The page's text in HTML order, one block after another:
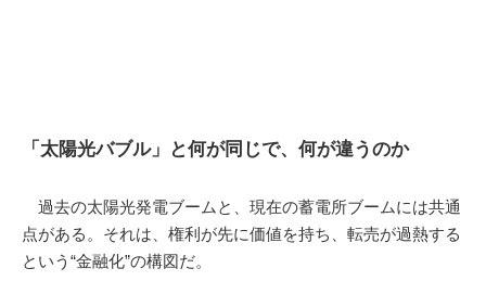
「太陽光バブル」と何が同じで、何が違うのか
過去の太陽光発電ブームと、現在の蓄電所ブームには共通
点がある。それは、権利が先に価値を持ち、転売が過熱する
という“金融化”の構図だ。